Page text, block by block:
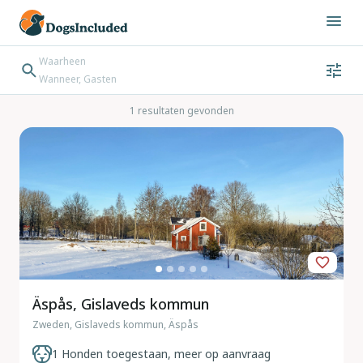
Waarheen
Wanneer, Gasten
Bestemming zoeken
Inchecken → Uitchecken1 resultaten gevonden
Äspås, Gislaveds kommun
Zweden, Gislaveds kommun, Äspås
1 Honden toegestaan, meer op aanvraag